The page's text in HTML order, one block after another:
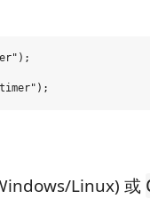
Linux) 或